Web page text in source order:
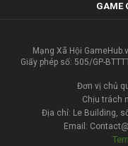
GAME
Mạng Xã Hội
Giấy phép số: 505/GP-
Đơn vị chủ
Chịu trách
Địa chỉ: Le Building,
Email: